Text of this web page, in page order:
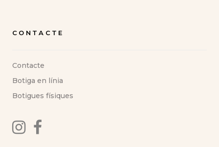
CONTACTE
Contacte
Botiga en línia
Botigues físiques